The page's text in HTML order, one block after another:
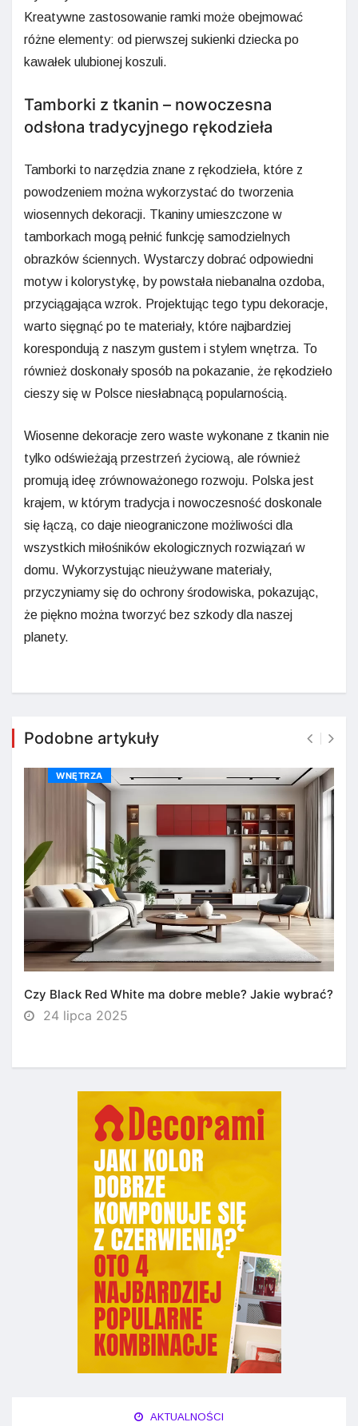
Kreatywne zastosowanie ramki może obejmować
różne elementy: od pierwszej sukienki dziecka po
kawałek ulubionej koszuli.
Tamborki z tkanin – nowoczesna
odsłona tradycyjnego rękodzieła
Tamborki to narzędzia znane z rękodzieła, które z
powodzeniem można wykorzystać do tworzenia
wiosennych dekoracji. Tkaniny umieszczone w
tamborkach mogą pełnić funkcję samodzielnych
obrazków ściennych. Wystarczy dobrać odpowiedni
motyw i kolorystykę, by powstała niebanalna ozdoba,
przyciągająca wzrok. Projektując tego typu dekoracje,
warto sięgnąć po te materiały, które najbardziej
korespondują z naszym gustem i stylem wnętrza. To
również doskonały sposób na pokazanie, że rękodzieło
cieszy się w Polsce niesłabnącą popularnością.
Wiosenne dekoracje zero waste wykonane z tkanin nie
tylko odświeżają przestrzeń życiową, ale również
promują ideę zrównoważonego rozwoju. Polska jest
krajem, w którym tradycja i nowoczesność doskonale
się łączą, co daje nieograniczone możliwości dla
wszystkich miłośników ekologicznych rozwiązań w
domu. Wykorzystując nieużywane materiały,
przyczyniamy się do ochrony środowiska, pokazując,
że piękno można tworzyć bez szkody dla naszej
planety.
Podobne artykuły
WNĘTRZA
Czy Black Red White ma dobre meble? Jakie wybrać?
24 lipca 2025
AKTUALNOŚCI